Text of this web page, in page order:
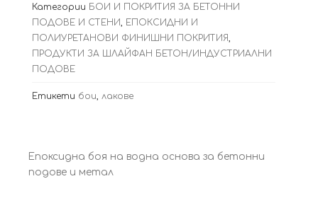
Категории БОИ И ПОКРИТИЯ ЗА БЕТОННИ
ПОДОВЕ И СТЕНИ
ЕПОКСИДНИ И
ПОЛИУРЕТАНОВИ ФИНИШНИ ПОКРИТИЯ
ПРОДУКТИ ЗА ШЛАЙФАН БЕТОН/ИНДУСТРИАЛНИ
ПОДОВЕ
Етикети бои лакове
Епоксидна боя на водна основа за бетонни
подове и метал